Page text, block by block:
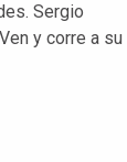
Sergio
y corre a su